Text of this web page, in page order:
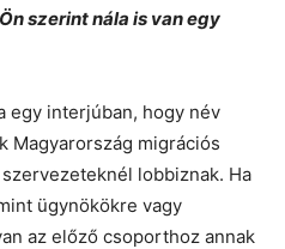
szerint nála is van egy
egy interjúban, hogy név
Magyarország migrációs
lobbiznak. Ha
ügynökökre vagy
az előző csoporthoz annak